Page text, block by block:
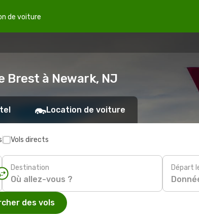
de voiture
Brest à Newark, NJ
Location de voiture
Vols directs
Destination Départ
des vols